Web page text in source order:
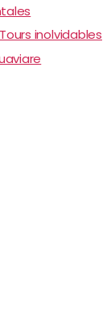
inolvidables